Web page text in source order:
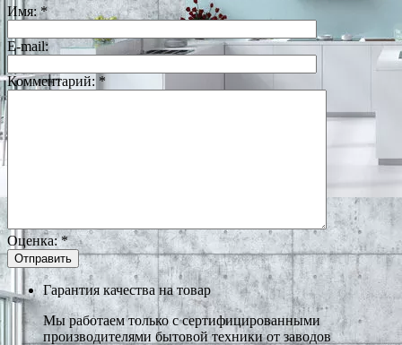
Имя:*
E-mail:
Комментарий: *
Оценка:*
Гарантия качества на товар
Мы работаем только с сертифицированными
производителями бытовой техники от заводов